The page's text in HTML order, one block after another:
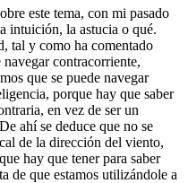
este tema, con mi pasado
intuición, la astucia o qué.
tal y como ha comentado
contracorriente,
que se puede navegar
porque hay que saber
en vez de ser un
ahí se deduce que no se
de la dirección del viento,
hay que tener para saber
de que estamos utilizándole a